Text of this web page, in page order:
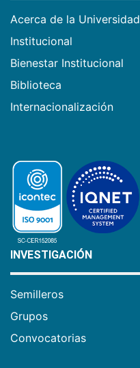
Acerca de la Universidad
Institucional
Bienestar Institucional
Biblioteca
Internacionalización
INVESTIGACIÓN
Semilleros
Grupos
Convocatorias